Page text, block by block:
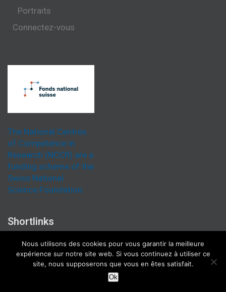
Portraits
Connectez-vous
The National Centres
of Competence in
Research (NCCR) are a
funding scheme of the
Swiss National
Science Foundation.
Shortlinks
Institut
Uni Bern
Nous utilisons des cookies pour vous garantir la meilleure
expérience sur notre site web. Si vous continuez à utiliser ce
site, nous supposerons que vous en êtes satisfait.
Ok